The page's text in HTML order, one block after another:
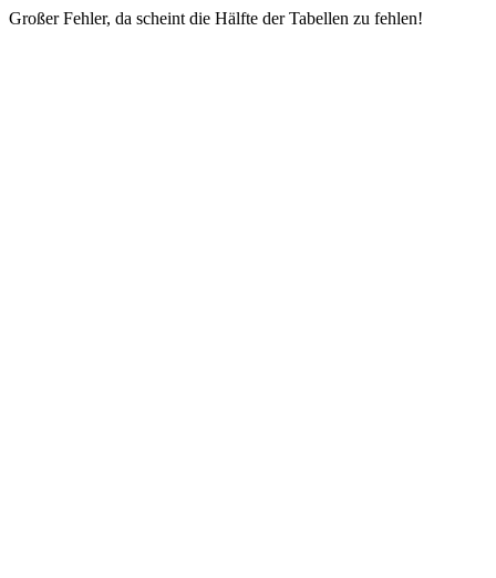
Großer Fehler, da scheint die Hälfte der Tabellen zu fehlen!